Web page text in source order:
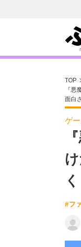
TOP
『
面白
ゲ
#フ